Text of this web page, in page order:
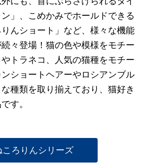
」、こめかみでホールドできる
んショート」など、様々な機能
々登場！猫の色や模様をモチー
トラネコ、人気の猫種をモチー
ショートヘアーやロシアンブル
種類を取り揃えており、猫好き
す。
ころりんシリーズ